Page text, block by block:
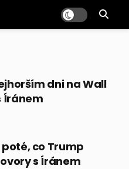
dni na Wall
Íránem
co Trump
s Íránem